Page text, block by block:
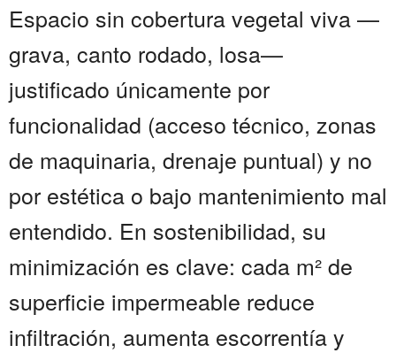
Espacio sin cobertura vegetal viva —
grava, canto rodado, losa—
justificado únicamente por
funcionalidad (acceso técnico, zonas
de maquinaria, drenaje puntual) y no
por estética o bajo mantenimiento mal
entendido. En sostenibilidad, su
minimización es clave: cada m² de
superficie impermeable reduce
infiltración, aumenta escorrentía y